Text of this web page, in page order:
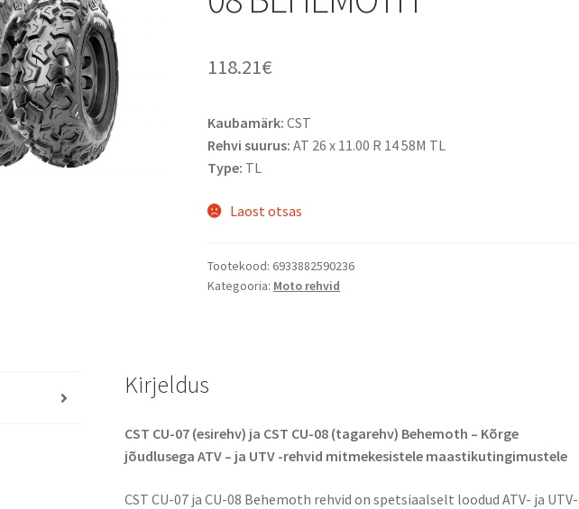
118.21€
Kaubamärk: CST
Rehvi suurus: AT 26 x 11.00 R 14 58M TL
Type: TL
Laost otsas
Tootekood: 6933882590236
Kategooria: Moto rehvid
Kirjeldus
CST CU-07 (esirehv) ja CST CU-08 (tagarehv) Behemoth – Kõrge
jõudlusega ATV – ja UTV -rehvid mitmekesistele maastikutingimustele
CST CU-07 ja CU-08 Behemoth rehvid on spetsiaalselt loodud ATV- ja UTV-